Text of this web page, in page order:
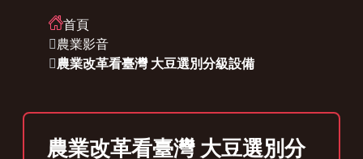
首頁
農業影音
農業改革看臺灣 大豆選別分級設備
農業改革看臺灣 大豆選別分